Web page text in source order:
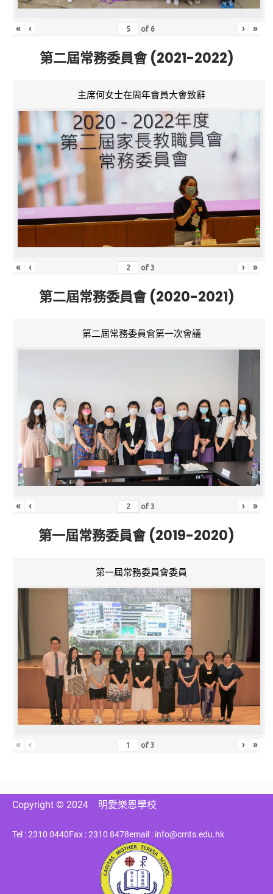
« ‹ of 6 › »
第二屆常務委員會 (2021-2022)
主席何女士在周年會員大會致辭
« ‹ of3 › »
第二屆常務委員會 (2020-2021)
第二屆常務委員會第一次會議
« ‹ of3 › »
第一屆常務委員會 (2019-2020)
第一屆常務委員會委員
« ‹ of3 › »
Copyright © 2024 明愛樂恩學校
Tel : 2310 0440Fax : 2310 8478email : info@cmts.edu.hk